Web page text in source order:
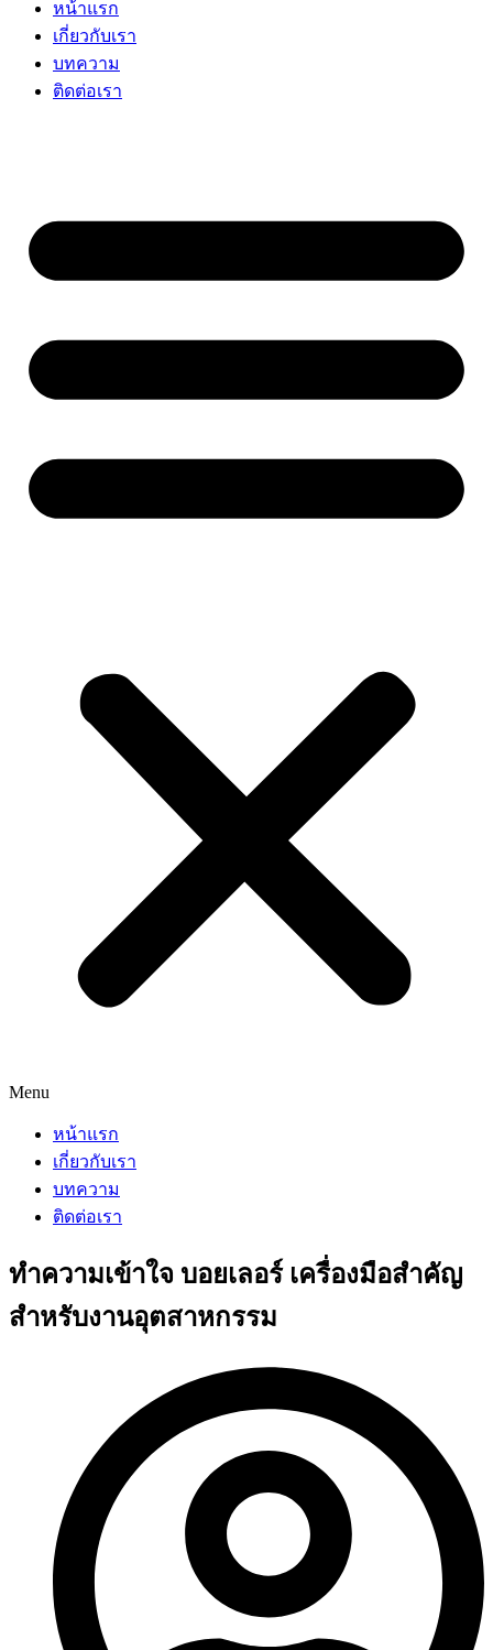
หน้าแรก
เกี่ยวกับเรา
บทความ
ติดต่อเรา
Menu
หน้าแรก
เกี่ยวกับเรา
บทความ
ติดต่อเรา
ทำความเข้าใจ บอยเลอร์ เครื่องมือสำคัญ
สำหรับงานอุตสาหกรรม